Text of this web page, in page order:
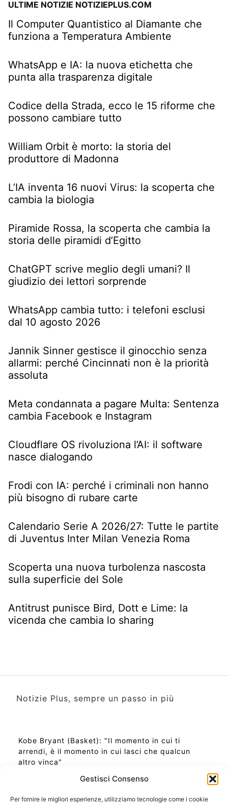
Gestisci Consenso
Per fornire le migliori esperienze, utilizziamo tecnologie come i cookie
ULTIME NOTIZIE NOTIZIEPLUS.COM
Il Computer Quantistico al Diamante che
funziona a Temperatura Ambiente
WhatsApp e IA: la nuova etichetta che
punta alla trasparenza digitale
Codice della Strada, ecco le 15 riforme che
possono cambiare tutto
William Orbit è morto: la storia del
produttore di Madonna
L’IA inventa 16 nuovi Virus: la scoperta che
cambia la biologia
Piramide Rossa, la scoperta che cambia la
storia delle piramidi d’Egitto
ChatGPT scrive meglio degli umani? Il
giudizio dei lettori sorprende
WhatsApp cambia tutto: i telefoni esclusi
dal 10 agosto 2026
Jannik Sinner gestisce il ginocchio senza
allarmi: perché Cincinnati non è la priorità
assoluta
Meta condannata a pagare Multa: Sentenza
cambia Facebook e Instagram
Cloudflare OS rivoluziona l’AI: il software
nasce dialogando
Frodi con IA: perché i criminali non hanno
più bisogno di rubare carte
Calendario Serie A 2026/27: Tutte le partite
di Juventus Inter Milan Venezia Roma
Scoperta una nuova turbolenza nascosta
sulla superficie del Sole
Antitrust punisce Bird, Dott e Lime: la
vicenda che cambia lo sharing
Notizie Plus, sempre un passo in più
Kobe Bryant (Basket): "Il momento in cui ti
arrendi, è il momento in cui lasci che qualcun
altro vinca"